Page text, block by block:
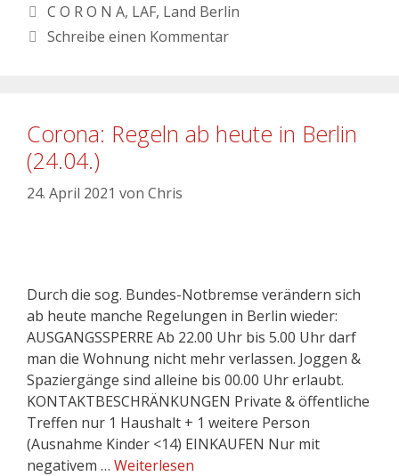
C O R O N A, LAF, Land Berlin
Schreibe einen Kommentar
Corona: Regeln ab heute in Berlin
(24.04.)
24. April 2021 von Chris
Durch die sog. Bundes-Notbremse verändern sich
ab heute manche Regelungen in Berlin wieder:
AUSGANGSSPERRE Ab 22.00 Uhr bis 5.00 Uhr darf
man die Wohnung nicht mehr verlassen. Joggen &
Spaziergänge sind alleine bis 00.00 Uhr erlaubt.
KONTAKTBESCHRÄNKUNGEN Private & öffentliche
Treffen nur 1 Haushalt + 1 weitere Person
(Ausnahme Kinder <14) EINKAUFEN Nur mit
negativem … Weiterlesen